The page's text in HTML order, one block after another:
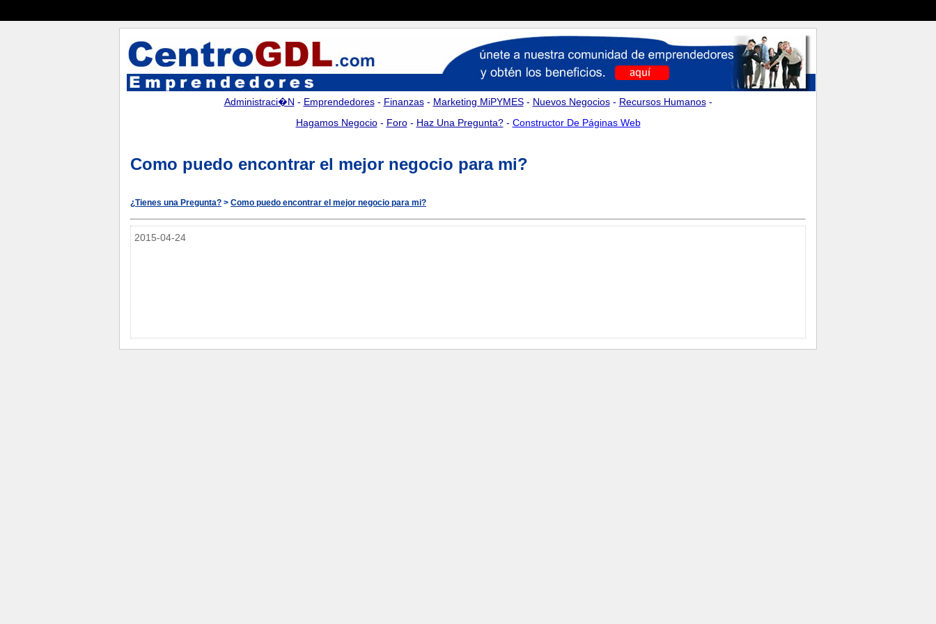
Administraci�n - Emprendedores- Finanzas- Marketing MiPYMES- Nuevos Negocios- Recursos Humanos-
Hagamos Negocio- Foro- Haz Una Pregunta?- Constructor De Páginas Web
Como puedo encontrar el mejor negocio para mi?
¿Tienes una Pregunta? > Como puedo encontrar el mejor negocio para mi?
2015-04-24